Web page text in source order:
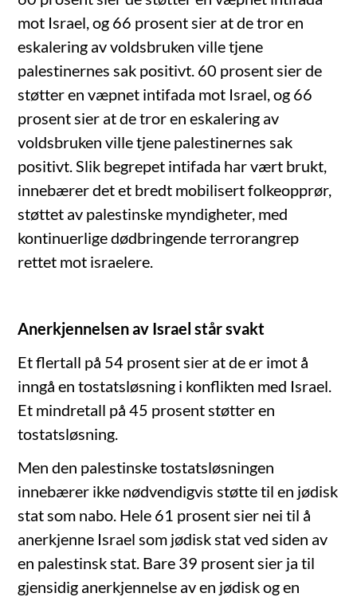
mot Israel, og 66 prosent sier at de tror en
eskalering av voldsbruken ville tjene
palestinernes sak positivt. 60 prosent sier de
støtter en væpnet intifada mot Israel, og 66
prosent sier at de tror en eskalering av
voldsbruken ville tjene palestinernes sak
positivt. Slik begrepet intifada har vært brukt,
innebærer det et bredt mobilisert folkeopprør,
støttet av palestinske myndigheter, med
kontinuerlige dødbringende terrorangrep
rettet mot israelere.
Anerkjennelsen av Israel står svakt
Et flertall på 54 prosent sier at de er imot å
inngå en tostatsløsning i konflikten med Israel.
Et mindretall på 45 prosent støtter en
tostatsløsning.
Men den palestinske tostatsløsningen
innebærer ikke nødvendigvis støtte til en jødisk
stat som nabo. Hele 61 prosent sier nei til å
anerkjenne Israel som jødisk stat ved siden av
en palestinsk stat. Bare 39 prosent sier ja til
gjensidig anerkjennelse av en jødisk og en